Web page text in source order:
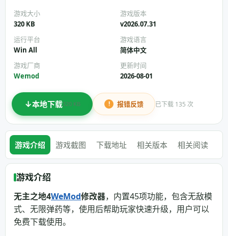
游戏大小
320 KB
游戏版本
v2026.07.31
运行平台
Win All
游戏语言
简体中文
游戏厂商
Wemod
更新时间
2026-08-01
本地下载320 KB 报错反馈 已下载 135 次
游戏介绍 游戏截图 下载地址 相关版本 相关阅读
游戏介绍
无主之地4WeMod修改器，内置45项功能，包含无敌模
式、无限弹药等，使用后帮助玩家快速升级，用户可以
免费下载使用。